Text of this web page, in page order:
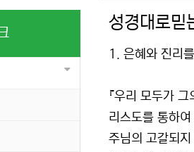
성경대로믿
1. 은혜와 진리
『우리 모두가
리스도를 통하
주님의 고갈되